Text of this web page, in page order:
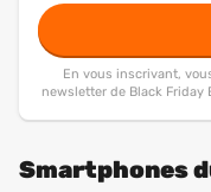
En vous inscrivant,
newsletter de Black Friday
Smartphones